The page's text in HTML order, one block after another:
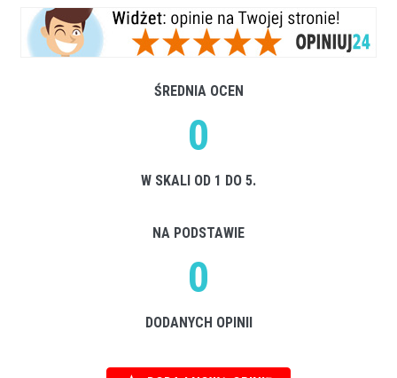
ŚREDNIA OCEN
0
W SKALI OD 1 DO 5.
NA PODSTAWIE
0
DODANYCH OPINII